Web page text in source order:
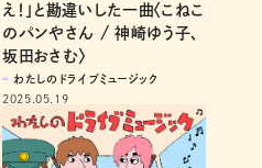
え！」と勘違いした一曲〈こねこ
のパンやさん / 神崎ゆう子、
坂田おさむ〉
わたしのドライブミュージック
2025.05.19